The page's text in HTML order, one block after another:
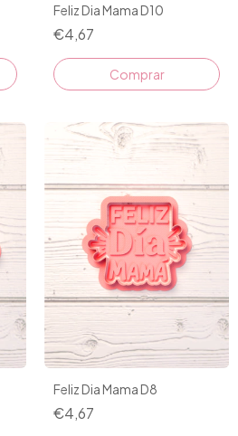
Feliz Dia Mama D10
€4,67
Comprar
Feliz Dia Mama D8
€4,67